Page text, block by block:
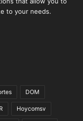
to your needs.
DOM
Hoycomsv